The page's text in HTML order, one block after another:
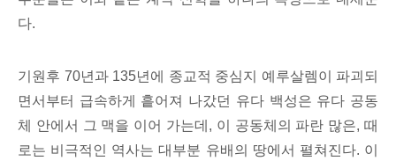
다.
기원후 70년과 135년에 종교적 중심지 예루살렘이 파괴되
면서부터 급속하게 흩어져 나갔던 유다 백성은 유다 공동
체 안에서 그 맥을 이어 가는데, 이 공동체의 파란 많은, 때
로는 비극적인 역사는 대부분 유배의 땅에서 펼쳐진다. 이